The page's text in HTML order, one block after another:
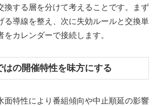
換する層を分けて考えることです。まず
る導線を整え、次に失効ルールと交換単
をカレンダーで接続します。
はの開催特性を味方にする
面特性により番組傾向や中止順延の影響